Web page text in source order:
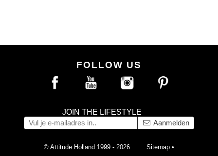
FOLLOW US
JOIN THE LIFESTYLE
Aanmelden
© Attitude Holland 1999 - 2026 Sitemap •